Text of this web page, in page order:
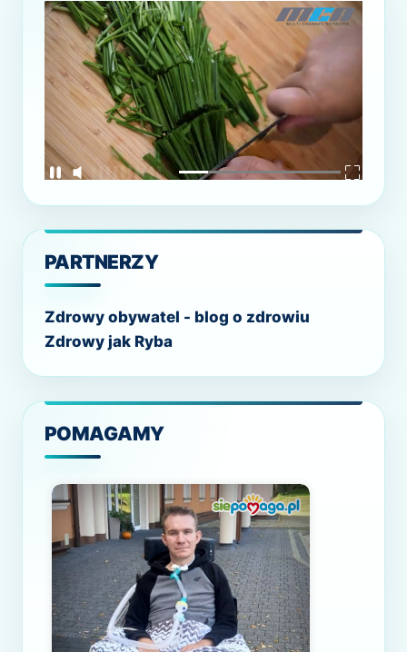
PARTNERZY
Zdrowy obywatel - blog o zdrowiu
Zdrowy jak Ryba
POMAGAMY